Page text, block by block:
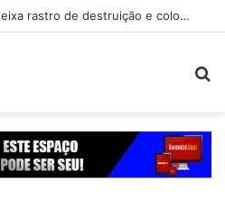
Ciclone mata 1 no Sul, deixa rastro de destruição e coloca 11 estados em alerta